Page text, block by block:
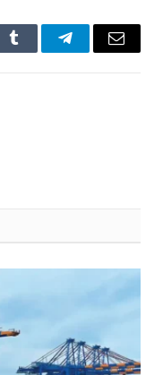
Tumblr TelegramEmail